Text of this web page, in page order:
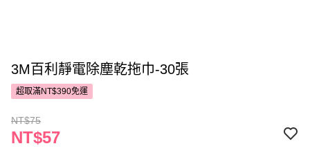
3M百利靜電除塵乾拖巾-30張
超取滿NT$390免運
NT$75
NT$57